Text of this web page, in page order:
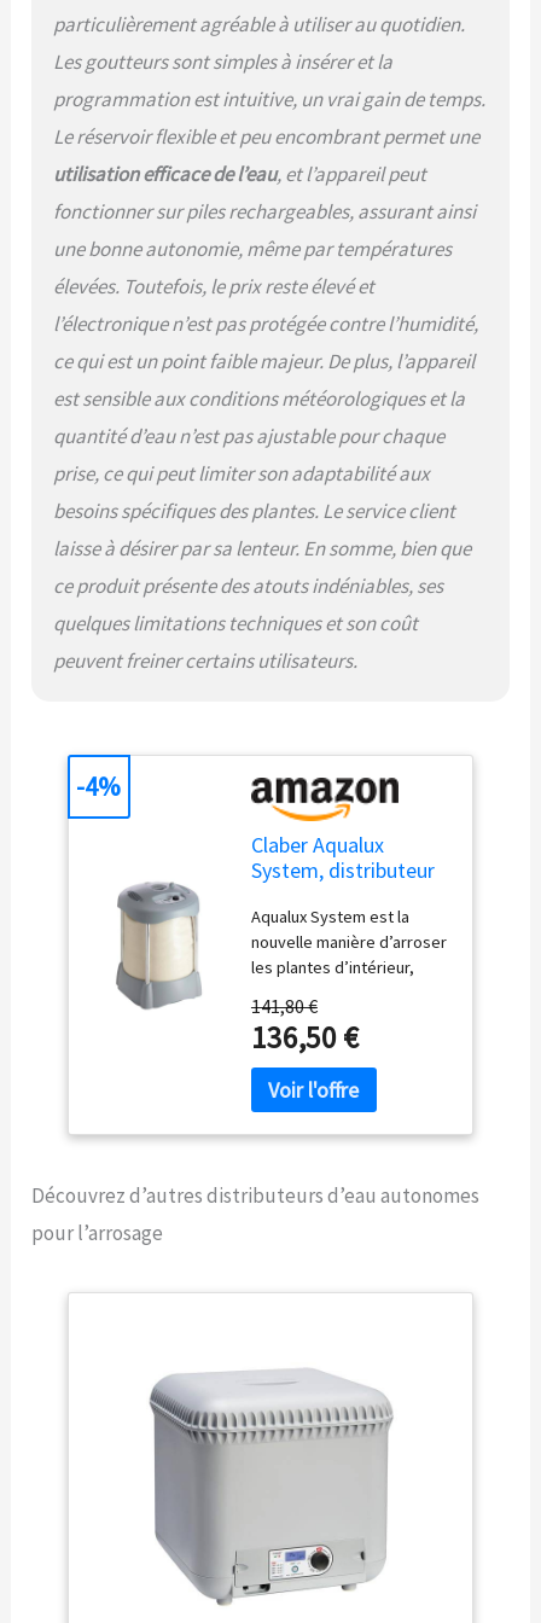
jusqu’à 23 heures.
L’afficheur LCD rétro-
éclairé permet de
visualiser le programme
sélectionné, la durée du
cycle d’arrosage en cours,
l’éventuel retard configuré
et le temps manquant à
l’arrosage suivant.
particulièrement agréable à utiliser au quotidien.
Les goutteurs sont simples à insérer et la
programmation est intuitive, un vrai gain de temps.
Le réservoir flexible et peu encombrant permet une
utilisation efficace de l’eau, et l’appareil peut
fonctionner sur piles rechargeables, assurant ainsi
une bonne autonomie, même par températures
élevées. Toutefois, le prix reste élevé et
l’électronique n’est pas protégée contre l’humidité,
ce qui est un point faible majeur. De plus, l’appareil
est sensible aux conditions météorologiques et la
quantité d’eau n’est pas ajustable pour chaque
prise, ce qui peut limiter son adaptabilité aux
besoins spécifiques des plantes. Le service client
laisse à désirer par sa lenteur. En somme, bien que
ce produit présente des atouts indéniables, ses
quelques limitations techniques et son coût
peuvent freiner certains utilisateurs.
Claber Aqualux
System, distributeur
l'arrosage
Aqualux System est la
nouvelle manière d’arroser
les plantes d’intérieur,
sommes au travail ou en
vacances. Adapté aussi
bien pour les plantes
d’intérieur que pour les
terrasses et balcons. Le
système peut être
électrique moyennant
AA 1.2V NiMH de minimum
PVC très épais d’une
capacité de 30 litres. Fourni
avec 20 mètres de tuyau
capillaire en PVC, 20
ligne. Quatre programmes
différents (7-14-21-28 jours
d’autonomie),
141,80 €
136,50 €
-4%
Découvrez d’autres distributeurs d’eau autonomes
pour l’arrosage